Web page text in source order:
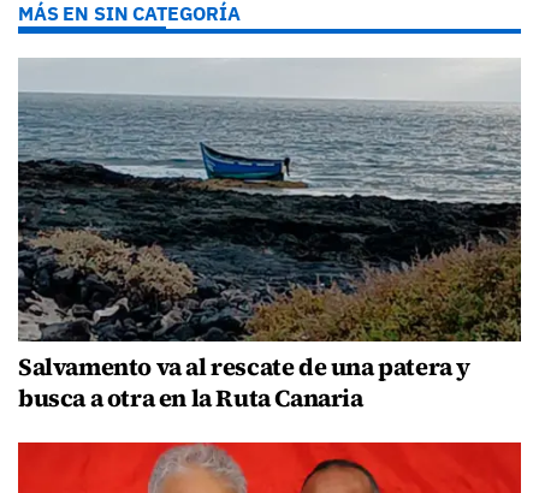
MÁS EN SIN CATEGORÍA
Salvamento va al rescate de una patera y
busca a otra en la Ruta Canaria